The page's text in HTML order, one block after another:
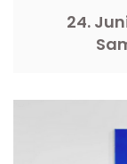
24.